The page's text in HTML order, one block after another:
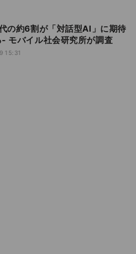
の約6割が「対話型AI」に期待
- モバイル社会研究所が調査
15:31